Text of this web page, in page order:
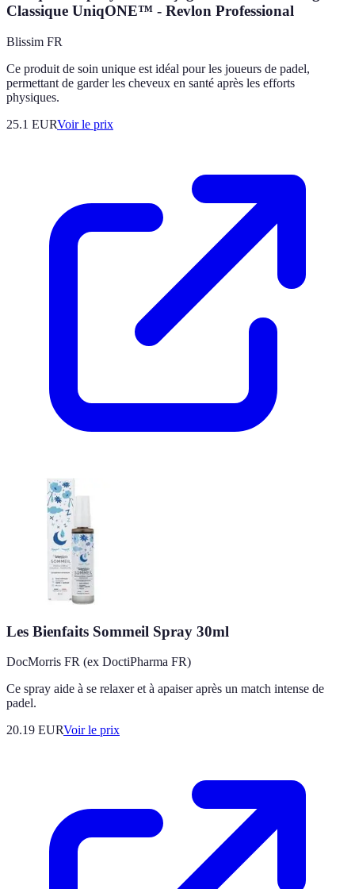
Classique UniqONE™ - Revlon Professional
Blissim FR
Ce produit de soin unique est idéal pour les joueurs de padel,
permettant de garder les cheveux en santé après les efforts
physiques.
25.1 EURVoir le prix
Les Bienfaits Sommeil Spray 30ml
DocMorris FR (ex DoctiPharma FR)
Ce spray aide à se relaxer et à apaiser après un match intense de
padel.
20.19 EURVoir le prix